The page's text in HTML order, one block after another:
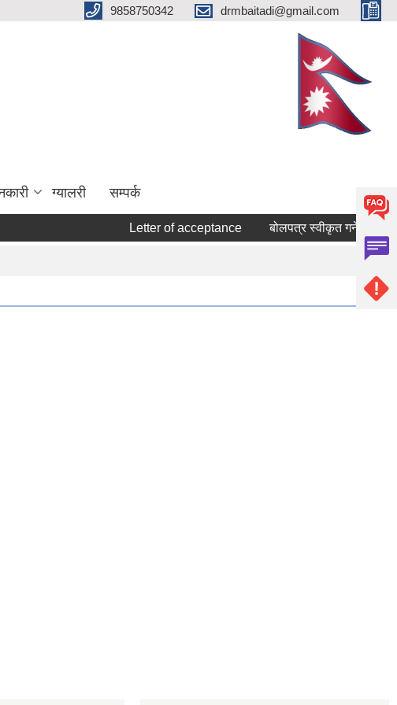
9858750342 drmbaitadi@gmail.com
ग्यालरी सम्पर्क
Letter of acceptance बोलपत्र स्वीकृत गर्ने सम्बन्धि